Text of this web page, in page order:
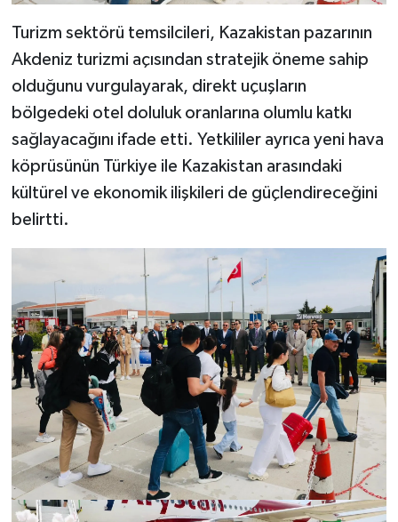
Turizm sektörü temsilcileri, Kazakistan pazarının
Akdeniz turizmi açısından stratejik öneme sahip
olduğunu vurgulayarak, direkt uçuşların
bölgedeki otel doluluk oranlarına olumlu katkı
sağlayacağını ifade etti. Yetkililer ayrıca yeni hava
köprüsünün Türkiye ile Kazakistan arasındaki
kültürel ve ekonomik ilişkileri de güçlendireceğini
belirtti.